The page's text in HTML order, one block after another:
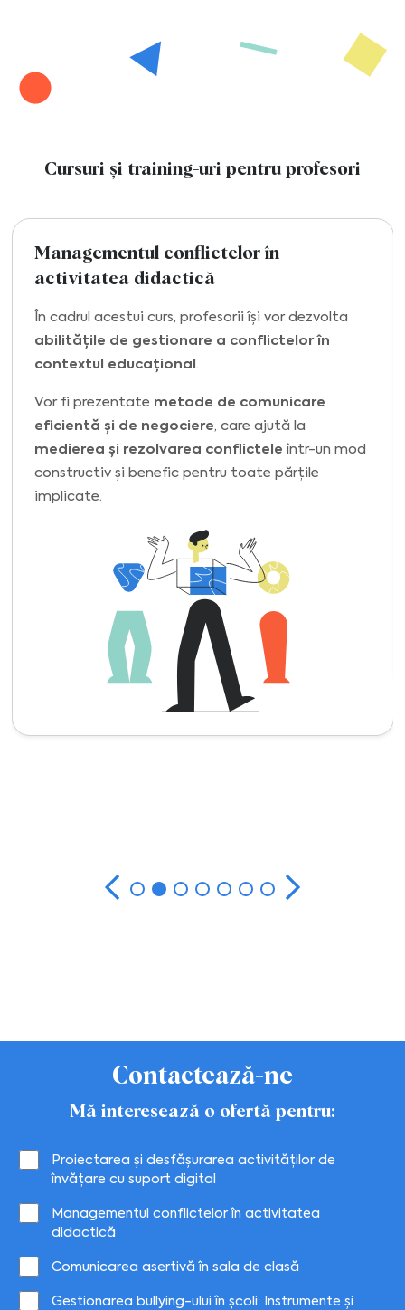
Cursuri și training-uri pentru profesori
Managementul conflictelor în
activitatea didactică
În cadrul acestui curs, profesorii își vor dezvolta
abilitățile de gestionare a conflictelor în
contextul educațional .
Vor fi prezentate metode de comunicare
eficientă și de negociere, care ajută la
medierea și rezolvarea conflictele într-un mod
constructiv și benefic pentru toate părțile
implicate.
Contactează-ne
Mă interesează o ofertă pentru:
Proiectarea și desfășurarea activităților de
învățare cu suport digital
Managementul conflictelor în activitatea
didactică
Comunicarea asertivă în sala de clasă
Gestionarea bullying-ului în școli: Instrumente și